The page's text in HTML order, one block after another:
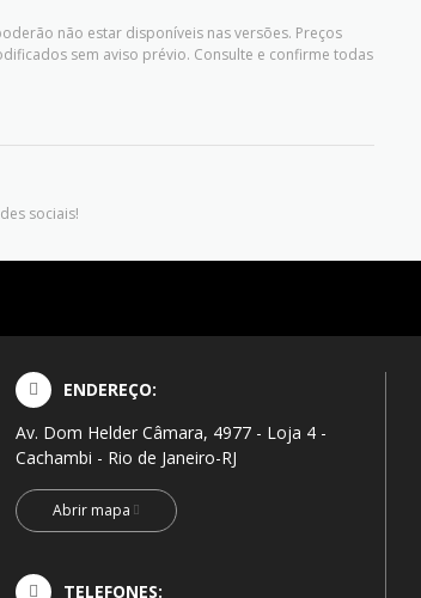
não estar disponíveis nas versões. Preços
sem aviso prévio. Consulte e confirme todas
sociais!
ENDEREÇO:
Av. Dom Helder Câmara, 4977 - Loja 4 -
Cachambi - Rio de Janeiro-RJ
Abrir mapa
TELEFONES: